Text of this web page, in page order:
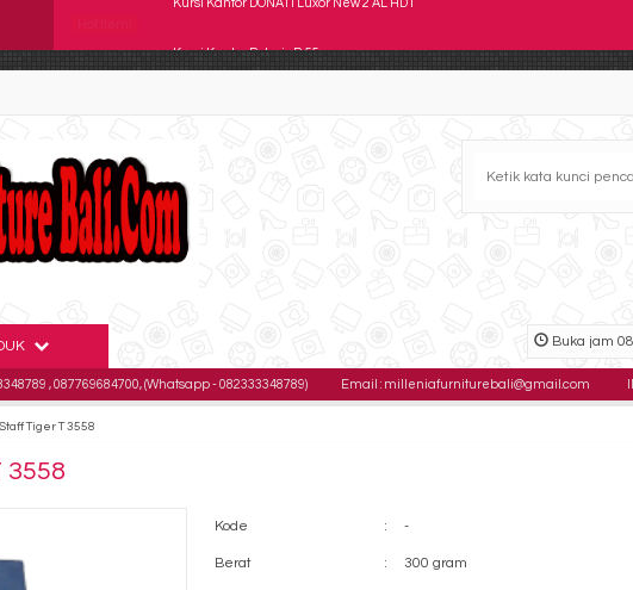
Kursi Kantor Staff SAVELLO Royal L
Buka jam
(Whatsapp - 082333348789) Email : milleniafurniturebali@gmail.com
Tiger T 3558
3558
Kode : -
Berat : 300 gram